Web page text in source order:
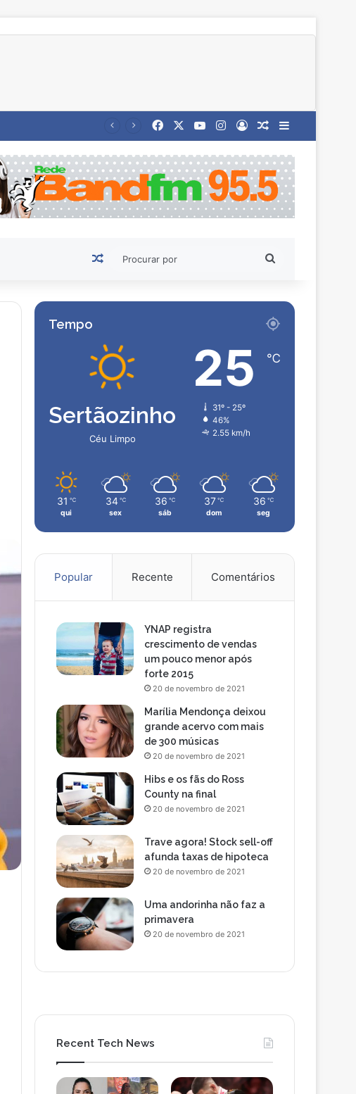
Facebook YouTubeInstagram
EntrarArtigo aleatório
Artigo aleatório
Tempo
Sertãozinho
Céu Limpo
25 ℃
31º - 25º
46%
2.55 km/h
31 ℃
qui
34 ℃
sex
36 ℃
sáb
37 ℃
dom
36 ℃
seg
Popular Recente Comentários
YNAP registra
crescimento de vendas
um pouco menor após
forte 2015
20 de novembro de 2021
Marília Mendonça deixou
grande acervo com mais
de 300 músicas
20 de novembro de 2021
Hibs e os fãs do Ross
County na final
20 de novembro de 2021
Trave agora! Stock sell-off
afunda taxas de hipoteca
20 de novembro de 2021
Uma andorinha não faz a
primavera
20 de novembro de 2021
Recent Tech News